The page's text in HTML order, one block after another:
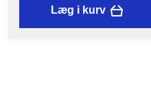
Læg i kurv